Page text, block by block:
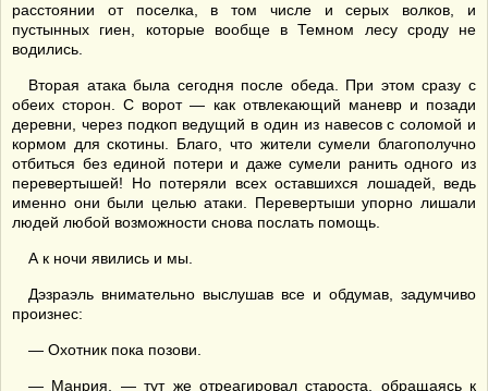
расстоянии от поселка, в том числе и серых волков, и
пустынных гиен, которые вообще в Темном лесу сроду не
водились.
Вторая атака была сегодня после обеда. При этом сразу с
обеих сторон. С ворот — как отвлекающий маневр и позади
деревни, через подкоп ведущий в один из навесов с соломой и
кормом для скотины. Благо, что жители сумели благополучно
отбиться без единой потери и даже сумели ранить одного из
перевертышей! Но потеряли всех оставшихся лошадей, ведь
именно они были целью атаки. Перевертыши упорно лишали
людей любой возможности снова послать помощь.
А к ночи явились и мы.
Дэзраэль внимательно выслушав все и обдумав, задумчиво
произнес:
— Охотник пока позови.
— Манрия, — тут же отреагировал староста, обращаясь к